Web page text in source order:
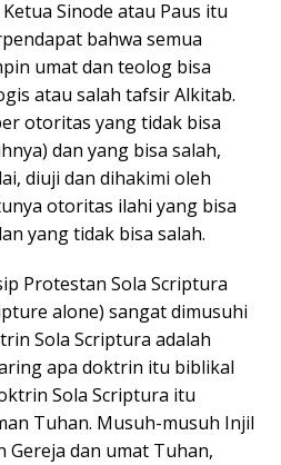
Sinode atau Paus itu
bahwa semua
umat dan teolog bisa
atau salah tafsir Alkitab.
otoritas yang tidak bisa
dan yang bisa salah,
diuji dan dihakimi oleh
otoritas ilahi yang bisa
yang tidak bisa salah.
Protestan Sola Scriptura
alone) sangat dimusuhi
Sola Scriptura adalah
apa doktrin itu biblikal
Sola Scriptura itu
Tuhan. Musuh-musuh Injil
Gereja dan umat Tuhan,